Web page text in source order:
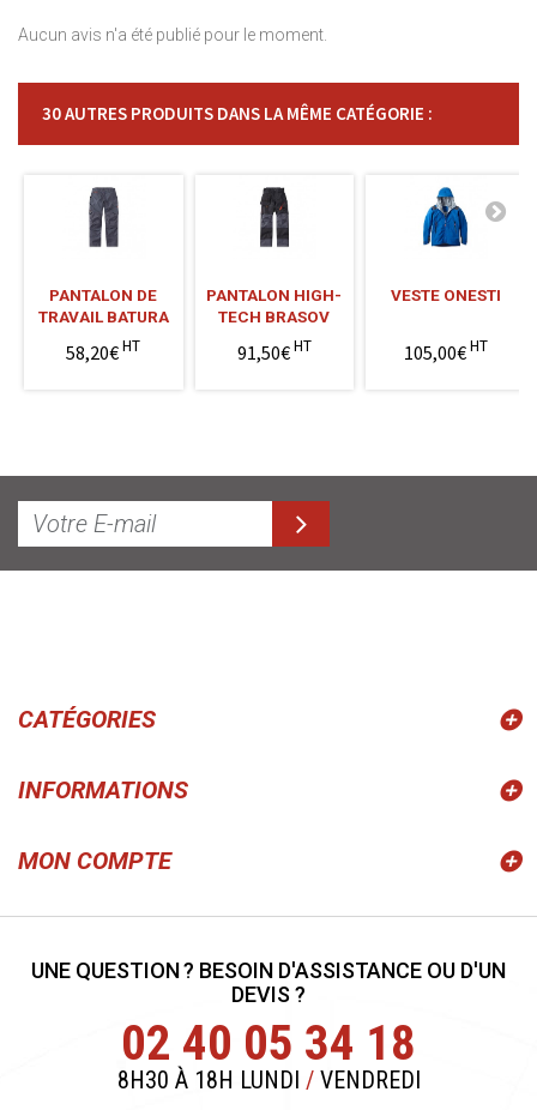
Aucun avis n'a été publié pour le moment.
30 AUTRES PRODUITS DANS LA MÊME CATÉGORIE :
PANTALON DE
TRAVAIL BATURA
58,20€HT
PANTALON HIGH-
TECH BRASOV
91,50€HT
VESTE ONESTI
105,00€HT
CATÉGORIES
INFORMATIONS
MON COMPTE
UNE QUESTION ? BESOIN D'ASSISTANCE OU D'UN
DEVIS ?
02 40 05 34 18
8H30 À 18H LUNDI /VENDREDI